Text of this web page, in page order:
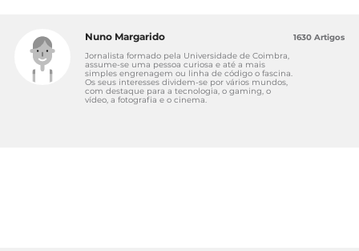
Nuno Margarido
Jornalista formado pela Universidade de Coimbra,
assume-se uma pessoa curiosa e até a mais
simples engrenagem ou linha de código o fascina.
Os seus interesses dividem-se por vários mundos,
com destaque para a tecnologia, o gaming, o
vídeo, a fotografia e o cinema.
1630 Artigos